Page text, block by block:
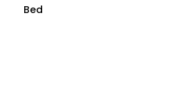
Bed